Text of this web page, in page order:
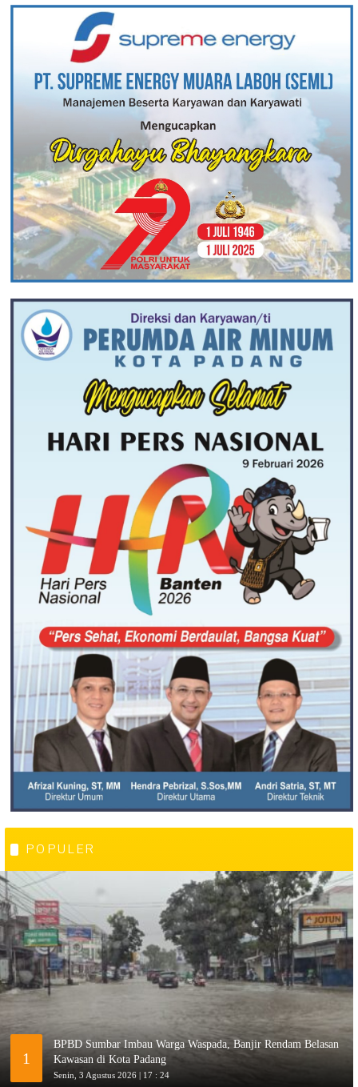
POPULER
1
BPBD Sumbar Imbau Warga Waspada, Banjir Rendam Belasan
Kawasan di Kota Padang
Senin, 3 Agustus 2026 | 17 : 24